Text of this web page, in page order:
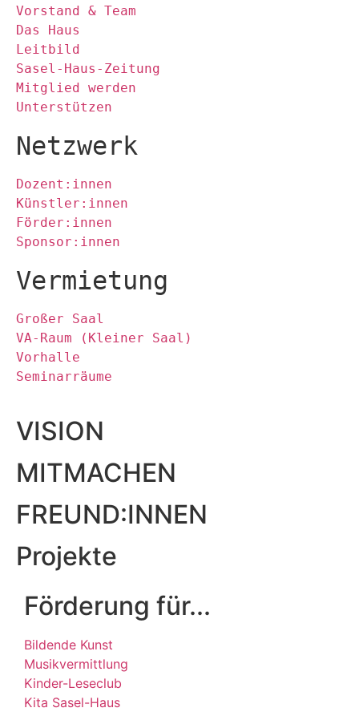
Vorstand & Team
Das Haus
Leitbild
Sasel-Haus-Zeitung
Mitglied werden
Unterstützen
Netzwerk
Dozent:innen
Künstler:innen
Förder:innen
Sponsor:innen
Vermietung
Großer Saal
VA-Raum (Kleiner Saal)
Vorhalle
Seminarräume
VISION
MITMACHEN
FREUND:INNEN
Projekte
Förderung für...
Bildende Kunst
Musikvermittlung
Kinder-Leseclub
Kita Sasel-Haus